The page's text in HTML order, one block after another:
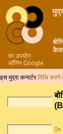
का उपयोग
लॉगिन Google
इस मुद्रा कन्वर्टरतिथि करने
0x